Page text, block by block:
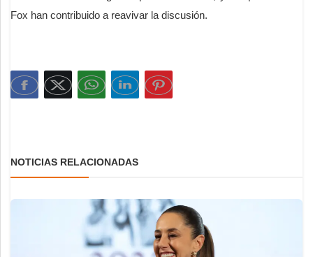
Fox han contribuido a reavivar la discusión.
NOTICIAS RELACIONADAS